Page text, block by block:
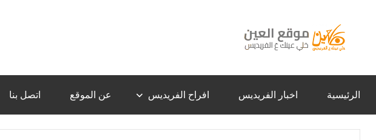
المحتوى
العين
–
عَ
الفريديس
الرئيسية اخبار الفريديس افراح الفريديس عن الموقع اتصل بنا